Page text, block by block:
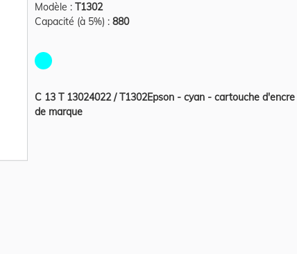
Modèle : T1302
Capacité (à 5%) : 880
C 13 T 13024022 / T1302Epson - cyan - cartouche d'encre
de marque